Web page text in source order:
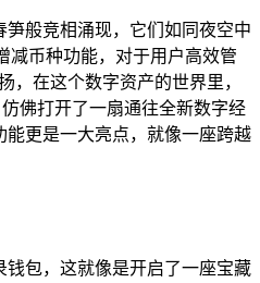
般竞相涌现，它们如同夜空中
减币种功能，对于用户高效管
在这个数字资产的世界里，
佛打开了一扇通往全新数字经
更是一大亮点，就像一座跨越
包，这就像是开启了一座宝藏